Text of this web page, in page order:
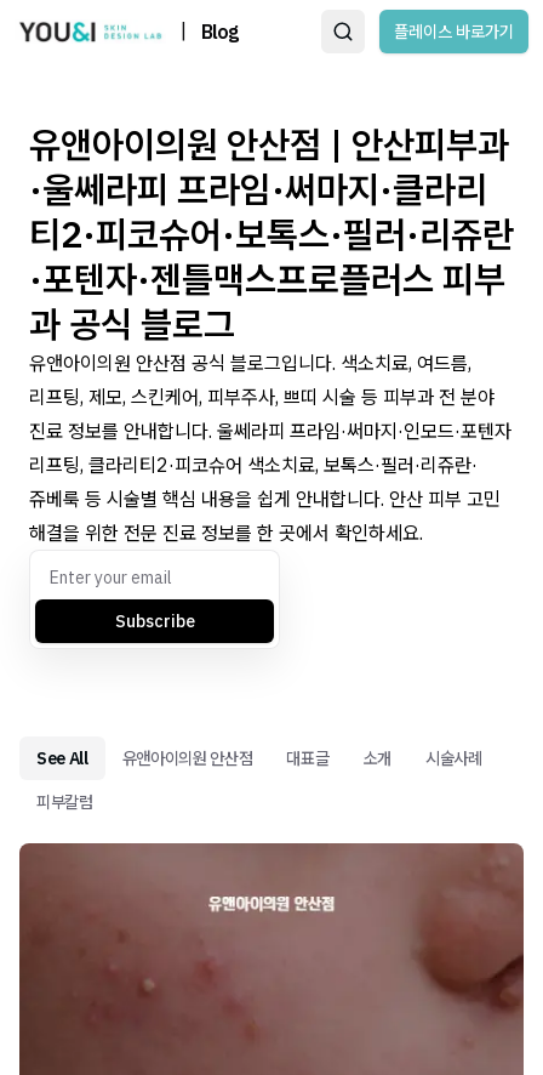
Blog 플레이스 바로가기
유앤아이의원 안산점 | 안산피부과
·울쎄라피 프라임·써마지·클라리
티2·피코슈어·보톡스·필러·리쥬란
·포텐자·젠틀맥스프로플러스 피부
과 공식 블로그
유앤아이의원 안산점 공식 블로그입니다. 색소치료, 여드름,
리프팅, 제모, 스킨케어, 피부주사, 쁘띠 시술 등 피부과 전 분야
진료 정보를 안내합니다. 울쎄라피 프라임·써마지·인모드·포텐자
리프팅, 클라리티2·피코슈어 색소치료, 보톡스·필러·리쥬란·
쥬베룩 등 시술별 핵심 내용을 쉽게 안내합니다. 안산 피부 고민
해결을 위한 전문 진료 정보를 한 곳에서 확인하세요.
Subscribe
See All 유앤아이의원 안산점 대표글 소개
시술사례
피부칼럼